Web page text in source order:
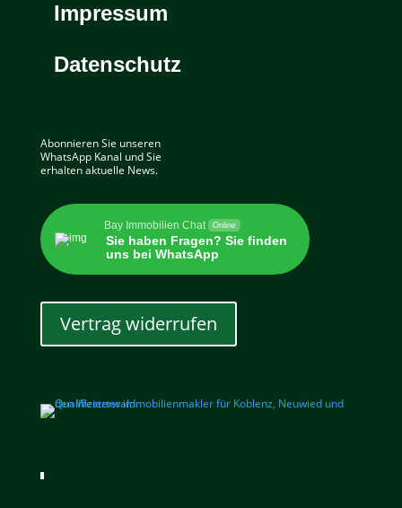
Impressum
Datenschutz
Abonnieren Sie unseren
WhatsApp Kanal und Sie
erhalten aktuelle News.
Bay Immobilien Chat Online
Sie haben Fragen? Sie finden
uns bei WhatsApp
Vertrag widerrufen